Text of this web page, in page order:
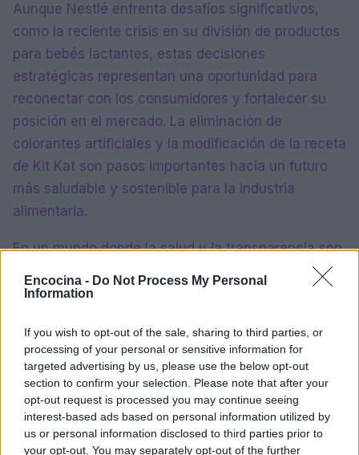
Encocina - Do Not Process My Personal
Information
If you wish to opt-out of the sale, sharing to third parties, or
processing of your personal or sensitive information for
targeted advertising by us, please use the below opt-out
section to confirm your selection. Please note that after your
opt-out request is processed you may continue seeing
interest-based ads based on personal information utilized by
us or personal information disclosed to third parties prior to
your opt-out. You may separately opt-out of the further
Aunque Nestlé enfrenta desafíos significativos,
como la reciente crisis en su división de productos
para bebés lactantes, estas decisiones
estratégicas representan una oportunidad para
reconectar con los consumidores y fortalecer su
posición en el mercado. La eliminación de
colorantes artificiales y la modificación de la receta
de Kit Kat son pasos importantes hacia un futuro
más saludable y sostenible para la industria
alimentaria.
En un mundo donde la salud y la transparencia son
prioridades, Nestlé está dando un paso adelante,
demostrando su compromiso con la innovación y la
AUTOR
María Vázquez
María Vázquez, zaragozana de 38 años con
gafas y mirada analítica, rememora haber